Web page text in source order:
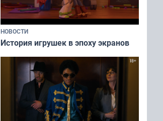
НОВОСТИ
История игрушек в эпоху экранов